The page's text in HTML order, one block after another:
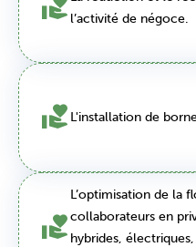
l’activité de négoce.
L'installation de
L’optimisation de la
collaborateurs en
hybrides,